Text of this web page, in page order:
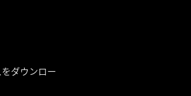
ダウンロー